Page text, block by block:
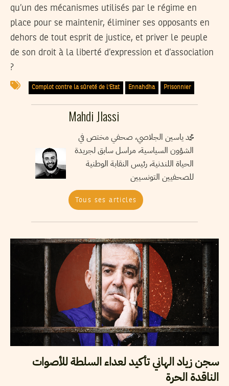
qu’un des mécanismes utilisés par le régime en
place pour se maintenir, éliminer ses opposants en
dehors de tout esprit de justice, et priver le peuple
de son droit à la liberté d’expression et d’association
?
Complot contre la sûreté de l'Etat Ennahdha Prisonnier
Mahdi Jlassi
محمد ياسين الجلاصي، صحفي مختص في
الشؤون السياسية، مراسل سابق لجريدة
الحياة اللندنية، رئيس النقابة الوطنية
للصحفيين التونسيين
Tous ses articles
سجن زياد الهاني تأكيد لعداء السلطة للأصوات
الناقدة الحرة